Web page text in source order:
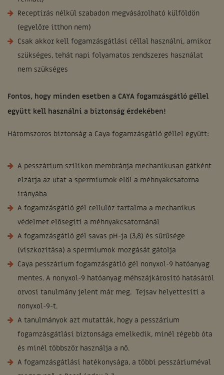
Receptírás nélkül szabadon megvásárolható külföldön
(egyelőre itthon nem)
Csak akkor kell fogamzásgátlási céllal használni, amikor
szükséges, tehát napi folyamatos rendszeres használat
nem szükséges
Fontos, hogy minden esetben a CAYA fogamzásgátló géllel
együtt kell használni a biztonság érdekében!
Háromszoros biztonság a Caya fogamzásgátló géllel együtt:
A pesszárium szilikon membránja mechanikusan gátként
elzárja az utat a spermiumok elöl a méhnyakcsatorna
irányába
A fogamzásgátló gél cellulóz tartalma a mechanikus
védelmet elősegíti a méhnyakcsatornánál
A fogamzásgátló gél savas pH-ja (3,8) és sűrűsége
(viszkozitása) a spermiumok mozgását gátolja
Caya pesszárium fogamzásgátló gél nonyxol-9 hatóanyag
mentes. A nonyxol-9 hatóanyag méhszájkárosító hatásáról
orvosi tanulmány jelent már meg. Tejsav helyettesíti a
nonyxol-9-t.
A tanulmányok azt mutatták, hogy a pesszárium
fogamzásgátlási biztonsága emelkedik, minél régebb óta
és minél többször használja a nő.
A fogamzásgátlási hatékonysága, a többi pesszáriuméval